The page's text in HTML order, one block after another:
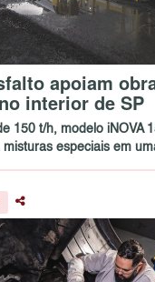
apoiam
interior de SP
150 t/h, modelo iNOVA
especiais em